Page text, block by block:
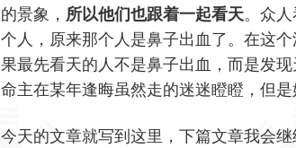
的景象， 所以他们也跟着一起看天。众
个人，原来那个人是鼻子出血了。在这个
果最先看天的人不是鼻子出血，而是发
命主在某年逢晦虽然走的迷迷瞪瞪，但是
今天的文章就写到这里，下篇文章我会